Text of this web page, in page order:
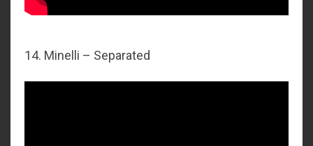
14. Minelli – Separated